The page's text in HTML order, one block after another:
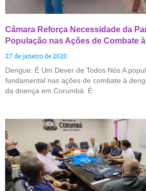
Câmara Reforça Necessidade da
População nas Ações de Combate
27 de janeiro de 2020
Dengue: É Um Dever de Todos Nós A
fundamental nas ações de combate à
da doença em Corumbá. É